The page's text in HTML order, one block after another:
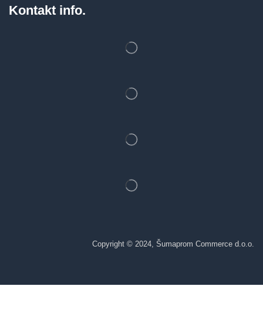
Kontakt info.
Copyright © 2024, Šumaprom Commerce d.o.o.